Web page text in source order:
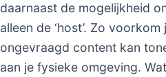
daarnaast de mogelijkheid
alleen de ‘host’. Zo
ongevraagd content kan
aan je fysieke omgeving.